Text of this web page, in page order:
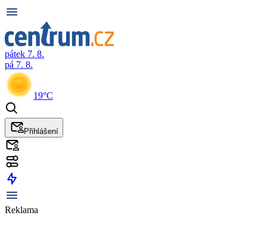
pátek 7. 8.
pá 7. 8.
19°C
Přihlášení
Reklama